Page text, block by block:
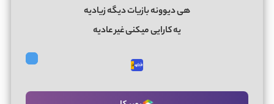
هی دیوونه بازیات دیگه زیادیه
یه کارایی میکنی غیر عادیه